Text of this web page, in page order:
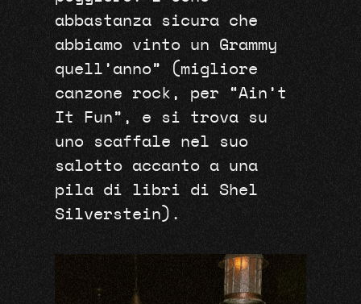
abbastanza sicura che
abbiamo vinto un Grammy
quell’anno” (migliore
canzone rock, per “Ain’t
It Fun”, e si trova su
uno scaffale nel suo
salotto accanto a una
pila di libri di Shel
Silverstein).